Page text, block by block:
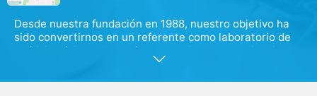
Desde nuestra fundación en 1988, nuestro objetivo ha
sido convertirnos en un referente como laboratorio de
análisis clínicos. Con más de 35 años de experiencia y
una reputación consolidada, Eurofins Megalab es hoy